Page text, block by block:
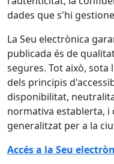
dades que s'hi
La Seu electrònica
publicada és de
segures. Tot això, sota
dels principis
disponibilitat,
normativa establerta, i
generalitzat per a la
Accés a la Seu